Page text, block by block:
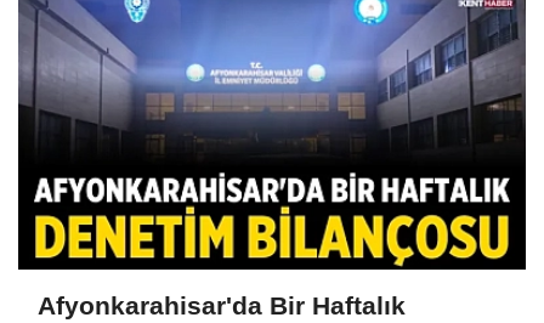
Afyonkarahisar'da Bir Haftalık